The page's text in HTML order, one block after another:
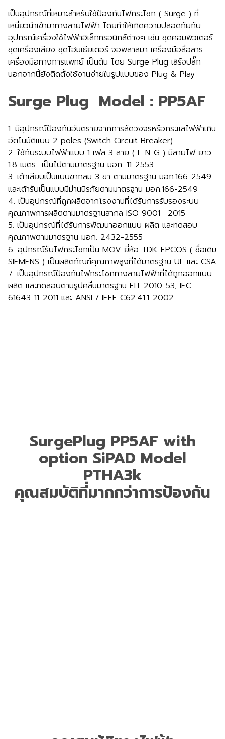
เป็นอุปกรณ์ที่เหมาะสำหรับใช้ป้องกันไฟกระโชก ( Surge ) ที่
เหนี่ยวนำเข้ามาทางสายไฟฟ้า โดยทำให้เกิดความปลอดภัยกับ
อุปกรณ์เครื่องใช้ไฟฟ้าอิเล็กทรอนิกส์ต่างๆ เช่น ชุดคอมพิวเตอร์
ชุดเครื่องเสียง ชุดโฮมเธียเตอร์ จอพลาสมา เครื่องมือสื่อสาร
เครื่องมือทางการแพทย์ เป็นต้น โดย Surge Plug เสิร์จปลั๊ก
นอกจากนี้ยังติดตั้งใช้งานง่ายในรูปแบบของ Plug & Play
Surge Plug Model : PP5AF
1. มีอุปกรณ์ป้องกันอันตรายจากการลัดวงจรหรือกระแสไฟฟ้าเกิน
อัตโนมัติแบบ 2 poles (Switch Circuit Breaker)
2. ใช้กับระบบไฟฟ้าแบบ 1 เฟส 3 สาย ( L-N-G ) มีสายไฟ ยาว
1.8 เมตร เป็นไปตามมาตรฐาน มอก. 11-2553
3. เต้าเสียบเป็นแบบขากลม 3 ขา ตามมาตรฐาน มอก.166-2549
และเต้ารับเป็นแบบมีม่านนิรภัยตามมาตรฐาน มอก.166-2549
4. เป็นอุปกรณ์ที่ถูกผลิตจากโรงงานที่ได้รับการรับรองระบบ
คุณภาพการผลิตตามมาตรฐานสากล ISO 9001 : 2015
5. เป็นอุปกรณ์ที่ได้รับการพัฒนาออกแบบ ผลิต และทดสอบ
คุณภาพตามมาตรฐาน มอก. 2432-2555
6. อุปกรณ์รับไฟกระโชกเป็น MOV ยี่ห้อ TDK-EPCOS ( ชื่อเดิม
SIEMENS ) เป็นผลิตภัณฑ์คุณภาพสูงที่ได้มาตรฐาน UL และ CSA
7. เป็นอุปกรณ์ป้องกันไฟกระโชกทางสายไฟฟ้าที่ได้ถูกออกเเบบ
ผลิต เเละทดสอบตามรูปคลื่นมาตรฐาน EIT 2010-53, IEC
61643-11-2011 และ ANSI / IEEE C62.41.1-2002
SurgePlug PP5AF with
option SiPAD Model
PTHA3k
คุณสมบัติที่มากกว่าการป้องกัน